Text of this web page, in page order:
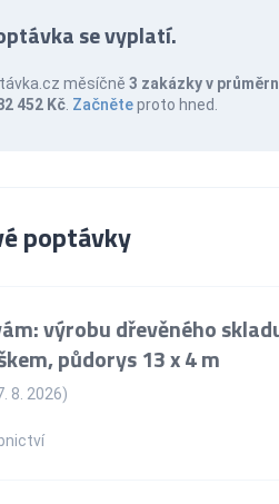
se vyplatí.
měsíčně 3 zakázky v
452 Kč Začněteproto hned.
poptávky
výrobu dřevěného
půdorys 13 x 4 m
8. 2026)